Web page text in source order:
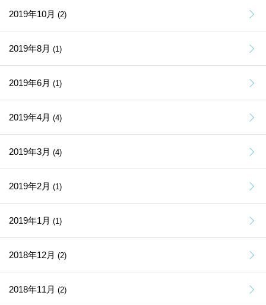
2019年10月 (2)
2019年8月 (1)
2019年6月 (1)
2019年4月 (4)
2019年3月 (4)
2019年2月 (1)
2019年1月 (1)
2018年12月 (2)
2018年11月 (2)